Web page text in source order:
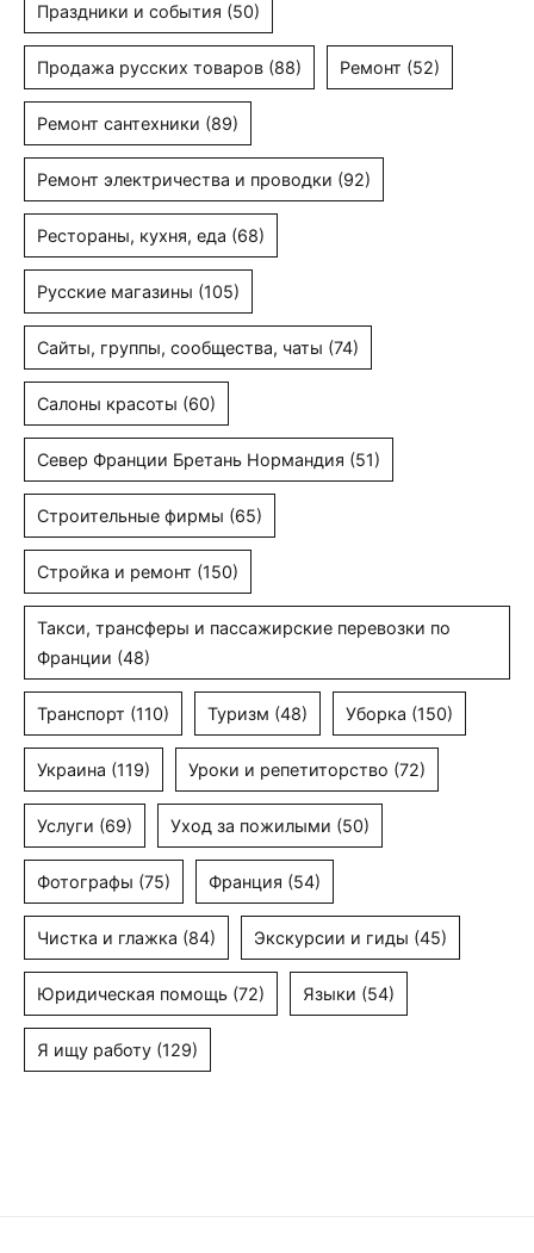
Праздники и события (50)
Продажа русских товаров (88) Ремонт (52)
Ремонт сантехники (89)
Ремонт электричества и проводки (92)
Рестораны, кухня, еда (68)
Русские магазины (105)
Сайты, группы, сообщества, чаты (74)
Салоны красоты (60)
Север Франции Бретань Нормандия (51)
Строительные фирмы (65)
Стройка и ремонт (150)
Такси, трансферы и пассажирские перевозки по
Франции (48)
Транспорт (110) Туризм (48) Уборка (150)
Украина (119) Уроки и репетиторство (72)
Услуги (69) Уход за пожилыми (50)
Фотографы (75) Франция (54)
Чистка и глажка (84) Экскурсии и гиды (45)
Юридическая помощь (72) Языки (54)
Я ищу работу (129)